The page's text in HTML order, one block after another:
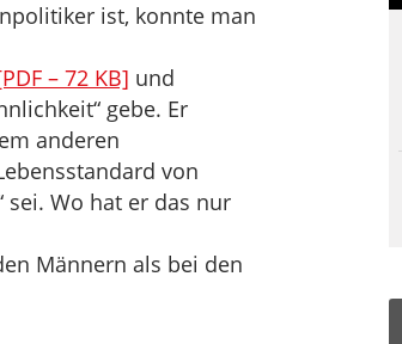
ist, konnte man
– 72 KB] und
gebe. Er
anderen
von
Wo hat er das nur
Männern als bei den